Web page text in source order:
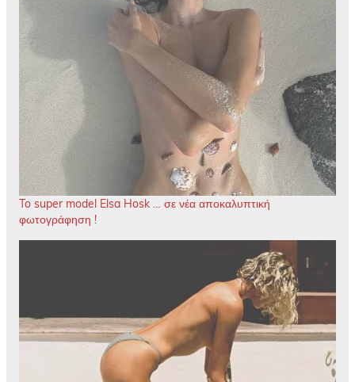
To super model Elsa Hosk … σε νέα αποκαλυπτική
φωτογράφηση !